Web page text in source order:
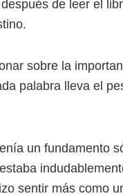
de leer el
sobre la
palabra lleva el
un fundamento
sentir más como